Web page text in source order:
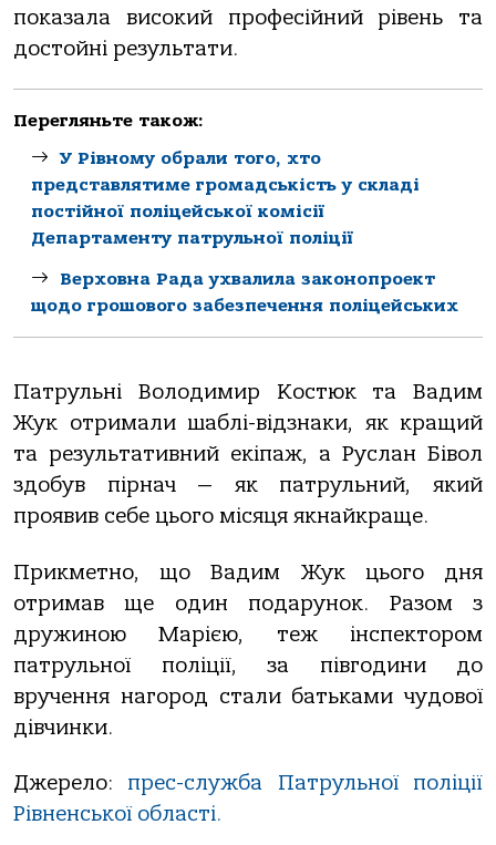
показала високий професійний рівень та
достойні результати.
Перегляньте також:
У Рівному обрали того, хто
представлятиме громадськість у складі
постійної поліцейської комісії
Департаменту патрульної поліції
Верховна Рада ухвалила законопроект
щодо грошового забезпечення поліцейських
Патрульні Володимир Костюк та Вадим
Жук отримали шаблі-відзнаки, як кращий
та результативний екіпаж, а Руслан Бівол
здобув пірнач — як патрульний, який
проявив себе цього місяця якнайкраще.
Прикметно, що Вадим Жук цього дня
отримав ще один подарунок. Разом з
дружиною Марією, теж інспектором
патрульної поліції, за півгодини до
вручення нагород стали батьками чудової
дівчинки.
Джерело: прес-служба Патрульної поліції
Рівненської області.